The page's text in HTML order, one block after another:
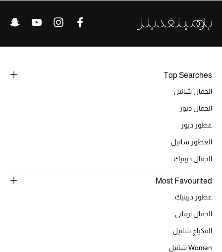
Top Searches
الجمال شانيل
الجمال ديور
عطور ديور
العطور شانيل
الجمال ديبتيك
Most Favourited
عطور ديبتيك
الجمال ارماني
المكياج شانيل
Women شانيل